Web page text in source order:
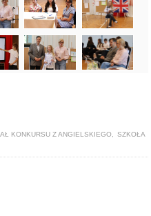
KONKURSU Z ANGIELSKIEGO
SZKOŁA